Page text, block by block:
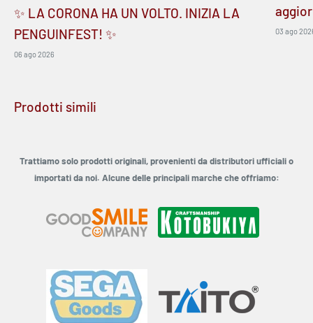
✨ LA CORONA HA UN VOLTO. INIZIA LA
PENGUINFEST! ✨
06 ago 2026
03 ago
Prodotti simili
Trattiamo solo prodotti originali, provenienti da distributori ufficiali o
importati da noi. Alcune delle principali marche che offriamo: